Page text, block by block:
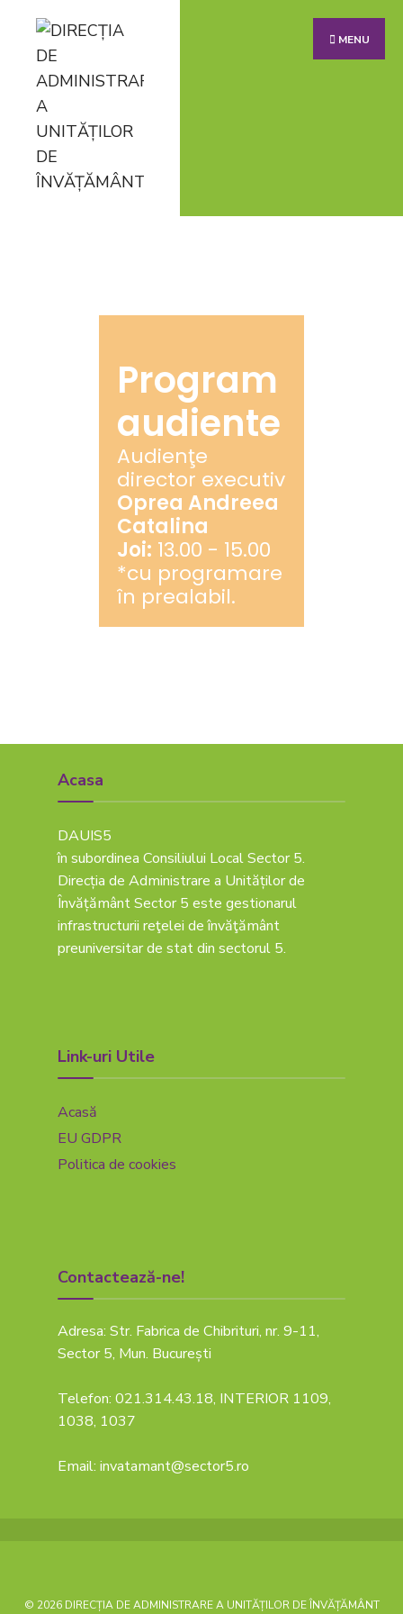
MENU
Program
audiente
Audienţe
director executiv
Oprea Andreea
Catalina
Joi: 13.00 - 15.00
*cu programare
în prealabil.
Acasa
DAUIS5
în subordinea Consiliului Local Sector 5.
Direcția de Administrare a Unităților de
Învățământ Sector 5 este gestionarul
infrastructurii reţelei de învăţământ
preuniversitar de stat din sectorul 5.
Link-uri Utile
Acasă
EU GDPR
Politica de cookies
Contactează-ne!
Adresa: Str. Fabrica de Chibrituri, nr. 9-11,
Sector 5, Mun. București
Telefon: 021.314.43.18, INTERIOR 1109,
1038, 1037
Email: invatamant@sector5.ro
© 2026 DIRECȚIA DE ADMINISTRARE A UNITĂȚILOR DE ÎNVĂȚĂMÂNT